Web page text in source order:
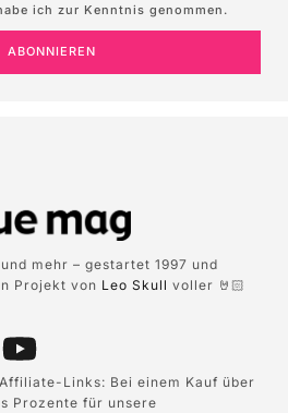
ich zur Kenntnis genommen.
ABONNIEREN
mehr – gestartet 1997 und
Projekt von Leo Skull voller 🤘🏻
Links: Bei einem Kauf über
Prozente für unsere